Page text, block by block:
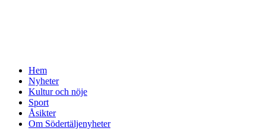
Hem
Nyheter
Kultur och nöje
Sport
Åsikter
Om Södertäljenyheter